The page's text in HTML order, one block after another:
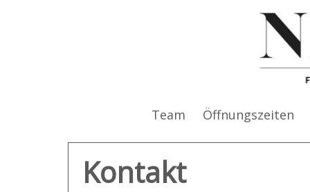
Team Öffnungszeiten
Kontakt